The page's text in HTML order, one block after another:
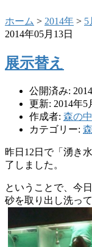
ホーム > 2014年 > 5
2014年05月13日
展示替え
公開済み:
更新: 2014年5
作成者: 森の
カテゴリー:
昨日12日で「湧き
了しました。
ということで、今
砂を取り出し洗っ